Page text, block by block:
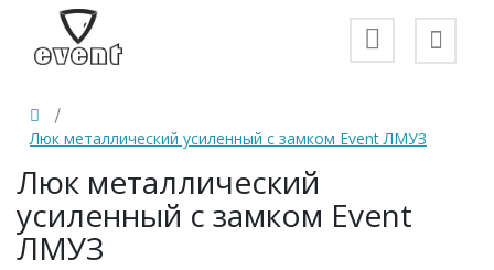
Люк металлический усиленный с замком Event ЛМУЗ
Люк металлический
усиленный с замком Event
ЛМУЗ